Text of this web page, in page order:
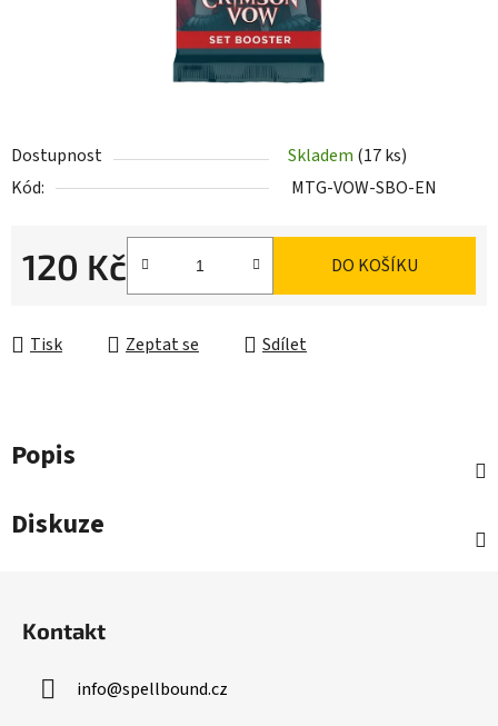
Dostupnost Skladem (17 ks)
Kód:
MTG-VOW-SBO-EN
120 Kč DO KOŠÍKU
Tisk Zeptat se Sdílet
Popis
Diskuze
Kontakt
info@spellbound.cz